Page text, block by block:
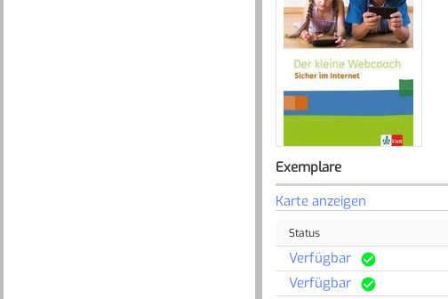
Exemplare
Karte anzeigen
Status
Verfügbar
Verfügbar